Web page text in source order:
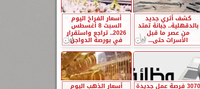
كشف أثري جديد
بالدقهلية.. جبانة تمتد
من عصر ما قبل
الأسرات حتى...
أسعار الفراخ اليوم
السبت 8 أغسطس
2026.. تراجع واستقرار
في بورصة الدواجن
3070 فرصة عمل جديدة أسعار الذهب اليوم